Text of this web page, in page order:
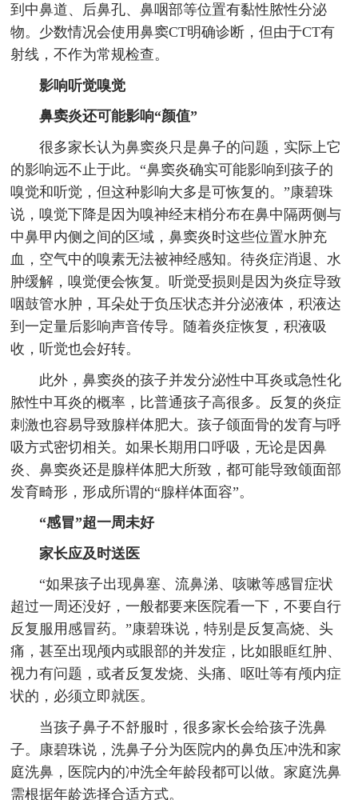
到中鼻道、后鼻孔、鼻咽部等位置有黏性脓性分泌
物。少数情况会使用鼻窦CT明确诊断，但由于CT有
射线，不作为常规检查。
影响听觉嗅觉
鼻窦炎还可能影响“颜值”
很多家长认为鼻窦炎只是鼻子的问题，实际上它
的影响远不止于此。“鼻窦炎确实可能影响到孩子的
嗅觉和听觉，但这种影响大多是可恢复的。”康碧珠
说，嗅觉下降是因为嗅神经末梢分布在鼻中隔两侧与
中鼻甲内侧之间的区域，鼻窦炎时这些位置水肿充
血，空气中的嗅素无法被神经感知。待炎症消退、水
肿缓解，嗅觉便会恢复。听觉受损则是因为炎症导致
咽鼓管水肿，耳朵处于负压状态并分泌液体，积液达
到一定量后影响声音传导。随着炎症恢复，积液吸
收，听觉也会好转。
此外，鼻窦炎的孩子并发分泌性中耳炎或急性化
脓性中耳炎的概率，比普通孩子高很多。反复的炎症
刺激也容易导致腺样体肥大。孩子颌面骨的发育与呼
吸方式密切相关。如果长期用口呼吸，无论是因鼻
炎、鼻窦炎还是腺样体肥大所致，都可能导致颌面部
发育畸形，形成所谓的“腺样体面容”。
“感冒”超一周未好
家长应及时送医
“如果孩子出现鼻塞、流鼻涕、咳嗽等感冒症状
超过一周还没好，一般都要来医院看一下，不要自行
反复服用感冒药。”康碧珠说，特别是反复高烧、头
痛，甚至出现颅内或眼部的并发症，比如眼眶红肿、
视力有问题，或者反复发烧、头痛、呕吐等有颅内症
状的，必须立即就医。
当孩子鼻子不舒服时，很多家长会给孩子洗鼻
子。康碧珠说，洗鼻子分为医院内的鼻负压冲洗和家
庭洗鼻，医院内的冲洗全年龄段都可以做。家庭洗鼻
需根据年龄选择合适方式。